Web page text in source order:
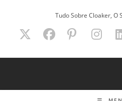
Tudo Sobre Cloaker, O